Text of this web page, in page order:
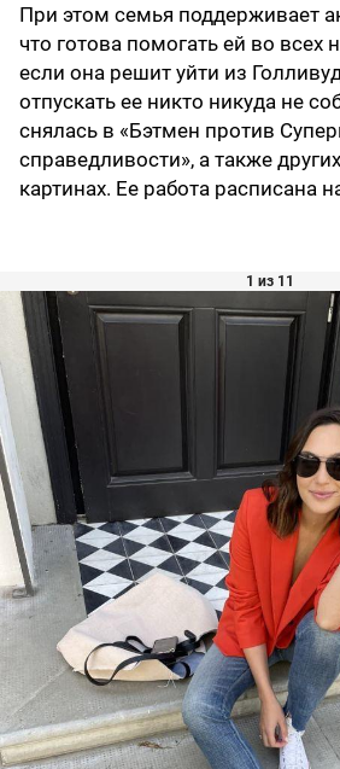
При этом семья поддерживает
что готова помогать ей во всех
если она решит уйти из
отпускать ее никто никуда не
снялась в «Бэтмен против
справедливости», а также
картинах. Ее работа расписана
1 из 11